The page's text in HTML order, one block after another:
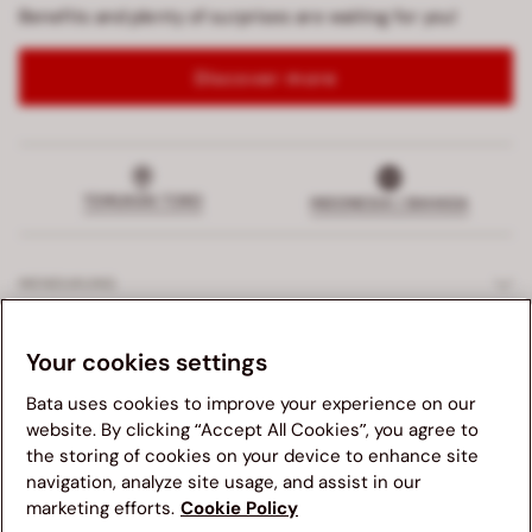
Kami menganjurkan anda untuk mengunjungi website Bata
yang sesuai dengan negara asal anda untuk pengalaman
terbaik. Mohon diingat bahwa ketersediaan barang, harga,
Benefits and plenty of surprises are waiting for you!
Discover more
INDONESIA | BAHASA
PERUSAHAAN
HUKUM
Your cookies settings
Bata uses cookies to improve your experience on our
website. By clicking “Accept All Cookies”, you agree to
the storing of cookies on your device to enhance site
navigation, analyze site usage, and assist in our
marketing efforts. Cookie Policy